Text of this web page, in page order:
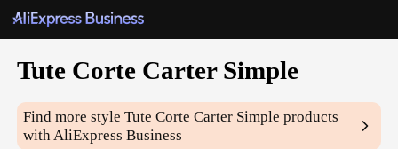
Tute Corte Carter Simple
Find more styleTute Corte Carter Simple products
with AliExpress Business